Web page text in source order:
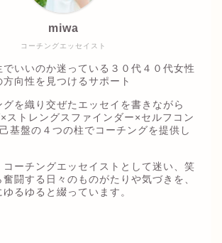
コーチングエッセイスト
miwa
でいいのか迷っている３０代４０代女性
向性を見つけるサポート
グを織り交ぜたエッセイを書きながら
ストレングスファインダー×セルフコン
基盤の４つの柱でコーチングを提供し
コーチングエッセイストとして迷い、笑
闘する日々のものがたりや気づきを、
るゆると綴っています。